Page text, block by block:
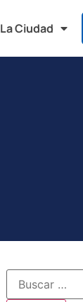
La Ciudad